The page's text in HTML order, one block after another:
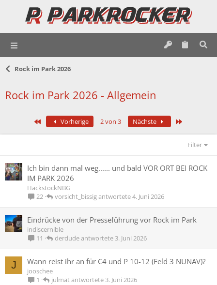
Rock im Park 2026
Rock im Park 2026 - Allgemein
Erste Vorherige 2 von 3 Nächste
Filter
Ich bin dann mal weg...... und bald VOR ORT BEI ROCK
IM PARK 2026
HackstockNBG
22
4. Juni 2026
vorsicht_bissig
Eindrücke von der Presseführung vor Rock im Park
indiscernible
11
3. Juni 2026
derdude
J Wann reist ihr an für C4 und P 10-12 (Feld 3 NUNAV)?
jooschee
1
3. Juni 2026
julmat